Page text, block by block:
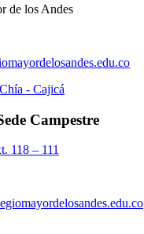
- Cajicá
Campestre
118 – 111